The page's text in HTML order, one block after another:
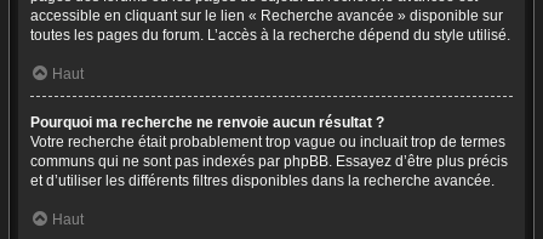
accessible en cliquant sur le lien « Recherche avancée » disponible sur
toutes les pages du forum. L’accès à la recherche dépend du style utilisé.
Haut
Pourquoi ma recherche ne renvoie aucun résultat ?
Votre recherche était probablement trop vague ou incluait trop de termes
communs qui ne sont pas indexés par phpBB. Essayez d’être plus précis
et d’utiliser les différents filtres disponibles dans la recherche avancée.
Haut